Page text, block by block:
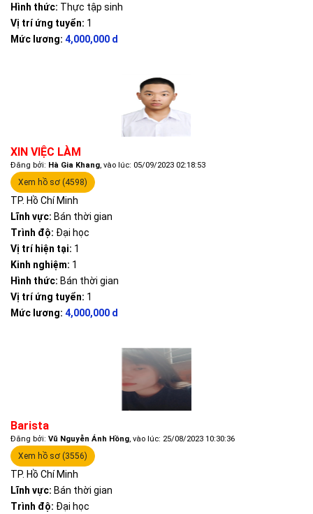
Hình thức: Thực tập sinh
Vị trí ứng tuyển: 1
Mức lương: 4,000,000 d
XIN VIỆC LÀM
Đăng bởi: Hà Gia Khang, vào lúc: 05/09/2023 02:18:53
Xem hồ sơ (4598)
TP. Hồ Chí Minh
Lĩnh vực: Bán thời gian
Trình độ: Đại học
Vị trí hiện tại: 1
Kinh nghiệm: 1
Hình thức: Bán thời gian
Vị trí ứng tuyển: 1
Mức lương: 4,000,000 d
Barista
Đăng bởi: Vũ Nguyễn Ánh Hồng, vào lúc: 25/08/2023 10:30:36
Xem hồ sơ (3556)
TP. Hồ Chí Minh
Lĩnh vực: Bán thời gian
Trình độ: Đại học